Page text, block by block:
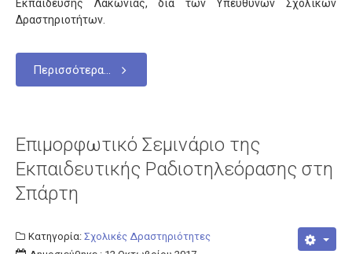
Εκπαίδευσης Λακωνίας, δια των Υπευθύνων Σχολικών
Δραστηριοτήτων.
Περισσότερα...
Επιμορφωτικό Σεμινάριο της
Εκπαιδευτικής Ραδιοτηλεόρασης στη
Σπάρτη
Κατηγορία: Σχολικές Δραστηριότητες